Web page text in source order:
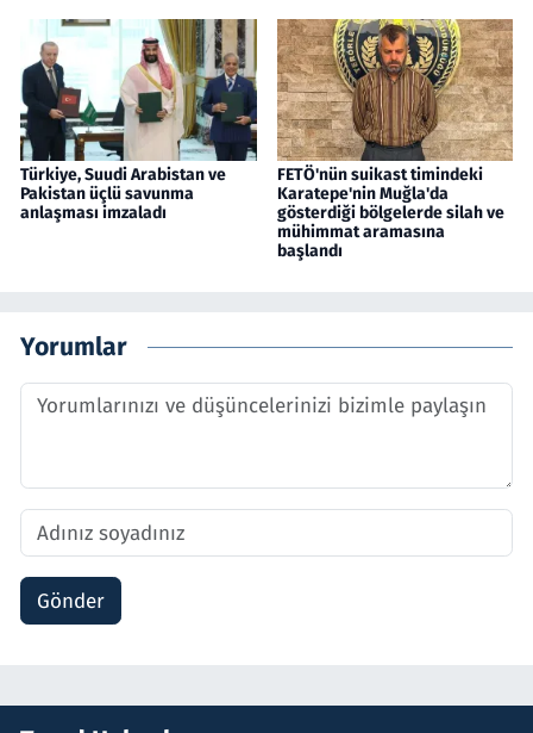
Türkiye, Suudi Arabistan ve
Pakistan üçlü savunma
anlaşması imzaladı
FETÖ'nün suikast timindeki
Karatepe'nin Muğla'da
gösterdiği bölgelerde silah ve
mühimmat aramasına
başlandı
Yorumlar
Gönder